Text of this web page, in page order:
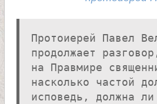
Протоиерей Павел
продолжает
на Правмире
насколько частой
исповедь, должна